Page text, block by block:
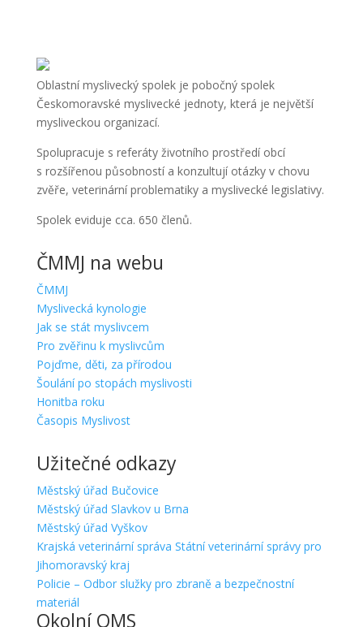
Oblastní myslivecký spolek je pobočný spolek
Českomoravské myslivecké jednoty, která je největší
mysliveckou organizací.
Spolupracuje s referáty životního prostředí obcí
s rozšířenou působností a konzultují otázky v chovu
zvěře, veterinární problematiky a myslivecké legislativy.
Spolek eviduje cca. 650 členů.
ČMMJ na webu
ČMMJ
Myslivecká kynologie
Jak se stát myslivcem
Pro zvěřinu k myslivcům
Pojďme, děti, za přírodou
Šoulání po stopách myslivosti
Honitba roku
Časopis Myslivost
Užitečné odkazy
Městský úřad Bučovice
Městský úřad Slavkov u Brna
Městský úřad Vyškov
Krajská veterinární správa Státní veterinární správy pro
Jihomoravský kraj
Policie – Odbor služky pro zbraně a bezpečnostní
materiál
Okolní OMS